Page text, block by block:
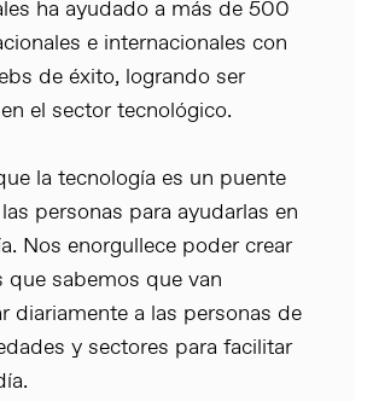
ha ayudado a más de 500
e internacionales con
de éxito, logrando ser
el sector tecnológico.
la tecnología es un puente
personas para ayudarlas en
Nos enorgullece poder crear
que sabemos que van
diariamente a las personas de
y sectores para facilitar